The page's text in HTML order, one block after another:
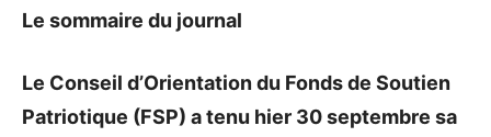
Le sommaire du journal
Le Conseil d’Orientation du Fonds de Soutien
Patriotique (FSP) a tenu hier 30 septembre sa